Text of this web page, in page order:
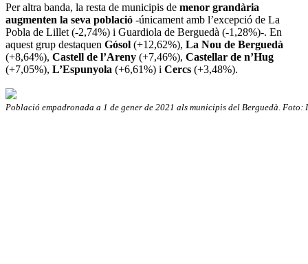
Per altra banda, la resta de municipis de menor grandària
augmenten la seva població -únicament amb l’excepció de La
Pobla de Lillet (-2,74%) i Guardiola de Berguedà (-1,28%)-. En
aquest grup destaquen Gósol (+12,62%), La Nou de Berguedà
(+8,64%), Castell de l’Areny (+7,46%), Castellar de n’Hug
(+7,05%), L’Espunyola (+6,61%) i Cercs (+3,48%).
Població empadronada a 1 de gener de 2021 als municipis del Berguedà. Foto: